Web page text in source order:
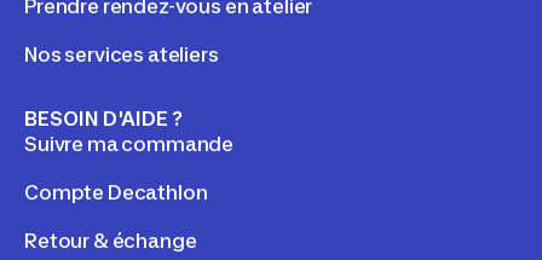
Prendre rendez-vous en atelier
Nos services ateliers
BESOIN D'AIDE ?
Suivre ma commande
Compte Decathlon
Retour & échange